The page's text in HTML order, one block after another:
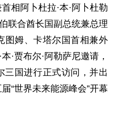
相阿卜杜拉·本·阿卜杜勒
联合酋长国副总统兼总理
图姆、卡塔尔国首相兼外
·贾布尔·阿勒萨尼邀请，
三国进行正式访问，并出
“世界未来能源峰会”开幕